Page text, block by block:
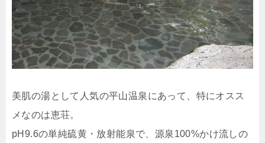
美肌の湯として人気の平山温泉にあって、特にオスス
メなのは恵荘。
pH9.6の単純硫黄・放射能泉で、源泉100%かけ流しの